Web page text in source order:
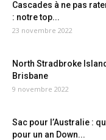
Cascades à ne pas
: notre top...
23 novembre 2022
North Stradbroke
Brisbane
9 novembre 2022
Sac pour l’Australie :
pour un an Down...